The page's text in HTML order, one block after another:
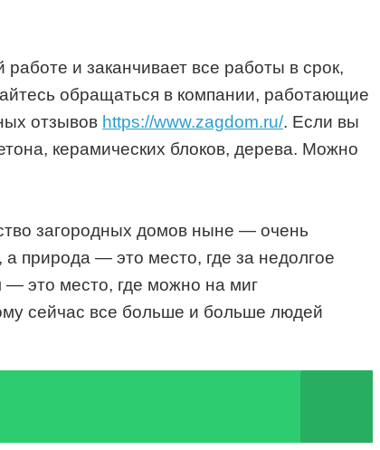
работе и заканчивает все работы в срок,
обращаться в компании, работающие
отзывов https://www.zagdom.ru/. Если вы
керамических блоков, дерева. Можно
загородных домов ныне — очень
природа — это место, где за недолгое
это место, где можно на миг
сейчас все больше и больше людей